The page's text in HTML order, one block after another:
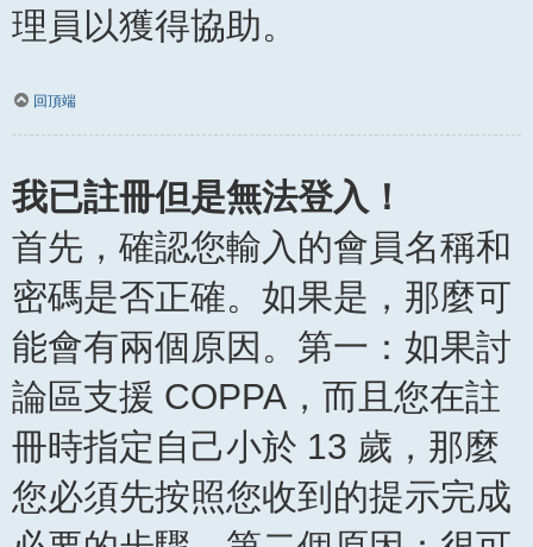
理員以獲得協助。
回頂端
我已註冊但是無法登入！
首先，確認您輸入的會員名稱和
密碼是否正確。如果是，那麼可
能會有兩個原因。第一：如果討
論區支援 COPPA，而且您在註
冊時指定自己小於 13 歲，那麼
您必須先按照您收到的提示完成